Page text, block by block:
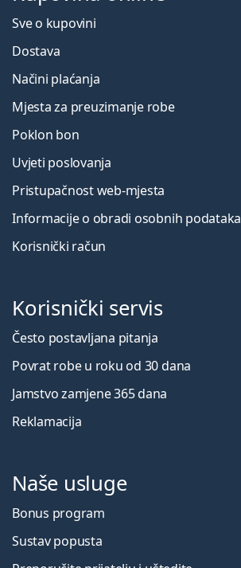
Sve o kupovini
Dostava
Načini plaćanja
Mjesta za preuzimanje robe
Poklon bon
Uvjeti poslovanja
Pristupačnost web-mjesta
Informacije o obradi osobnih podataka
Korisnički račun
Korisnički servis
Često postavljana pitanja
Povrat robe u roku od 30 dana
Jamstvo zamjene 365 dana
Reklamacija
Naše usluge
Bonus program
Sustav popusta